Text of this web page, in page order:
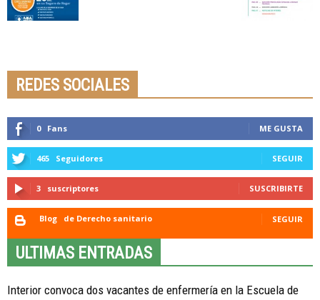
REDES SOCIALES
0 Fans ME GUSTA
465 Seguidores SEGUIR
3 suscriptores SUSCRIBIRTE
Blog de Derecho sanitario SEGUIR
ULTIMAS ENTRADAS
Interior convoca dos vacantes de enfermería en la Escuela de